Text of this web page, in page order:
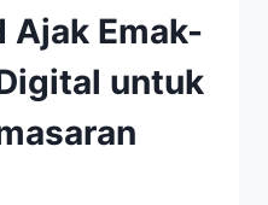
Ajak Emak-
untuk